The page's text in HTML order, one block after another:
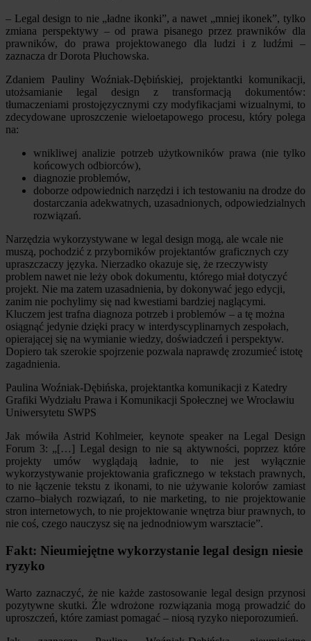
– Legal design to nie „ładne ikonki”, a nawet „mniej ikonek”, tylko
zmiana perspektywy – od prawa pisanego przez prawników dla
prawników, do prawa projektowanego dla ludzi i z ludźmi –
zaznacza dr Dorota Płuchowska.
Zdaniem Pauliny Woźniak-Dębińskiej, projektantki komunikacji,
utożsamianie legal design z transformacją dokumentów:
tłumaczeniami prostojęzycznymi czy modyfikacjami wizualnymi, to
zdecydowane uproszczenie wieloetapowego procesu, który polega
na:
wnikliwej analizie potrzeb użytkowników prawa (nie tylko
końcowych odbiorców),
diagnozie problemów,
doborze odpowiednich narzędzi i ich testowaniu na drodze do
dostarczania adekwatnych, uzasadnionych, odpowiedzialnych
rozwiązań.
Narzędzia wykorzystywane w legal design mogą, ale wcale nie
muszą, pochodzić z przyborników projektantów graficznych czy
upraszczaczy języka. Nierzadko okazuje się, że rzeczywisty
problem nawet nie leży obok dokumentu, którego miał dotyczyć
projekt. Nie ma zatem uzasadnienia, by dokonywać jego edycji,
zanim nie pochylimy się nad kwestiami bardziej naglącymi.
Kluczem jest trafna diagnoza potrzeb i problemów – a tę można
osiągnąć jedynie dzięki pracy w interdyscyplinarnych zespołach,
opierającej się na wymianie wiedzy, doświadczeń i perspektyw.
Dopiero tak szerokie spojrzenie pozwala naprawdę zrozumieć istotę
zagadnienia.
Paulina Woźniak-Dębińska, projektantka komunikacji z Katedry
Grafiki Wydziału Prawa i Komunikacji Społecznej we Wrocławiu
Uniwersytetu SWPS
Jak mówiła Astrid Kohlmeier, keynote speaker na Legal Design
Forum 3: „[…] Legal design to nie są aktywności, poprzez które
projekty umów wyglądają ładnie, to nie jest wyłącznie
wykorzystywanie projektowania graficznego w tekstach prawnych,
to nie łączenie tekstu z ikonami, to nie używanie kolorów zamiast
czarno–białych rozwiązań, to nie marketing, to nie projektowanie
stron internetowych, to nie projektowanie wnętrza biur prawnych, to
nie coś, czego nauczysz się na jednodniowym warsztacie”.
Fakt: Nieumiejętne wykorzystanie legal design niesie
ryzyko
Warto zaznaczyć, że nie każde zastosowanie legal design przynosi
pozytywne skutki. Źle wdrożone rozwiązania mogą prowadzić do
uproszczeń, które zamiast pomagać – niosą ryzyko nieporozumień.